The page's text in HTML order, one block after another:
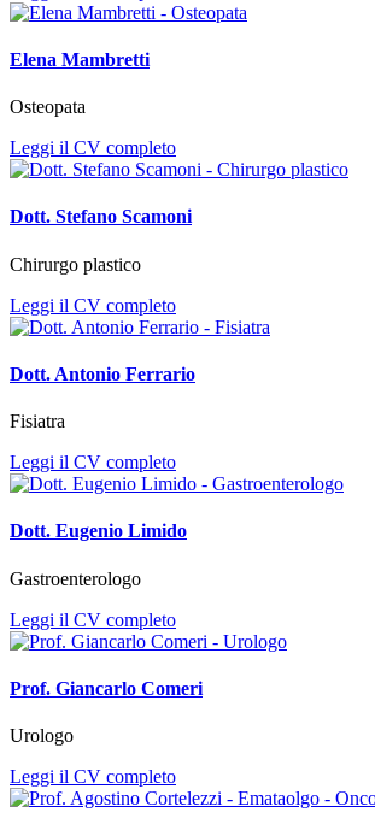
Elena Mambretti
Osteopata
Leggi il CV completo
Dott. Stefano Scamoni
Chirurgo plastico
Leggi il CV completo
Dott. Antonio Ferrario
Fisiatra
Leggi il CV completo
Dott. Eugenio Limido
Gastroenterologo
Leggi il CV completo
Prof. Giancarlo Comeri
Urologo
Leggi il CV completo